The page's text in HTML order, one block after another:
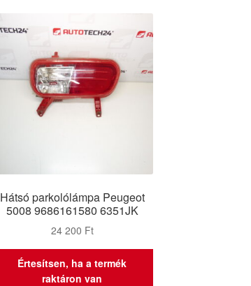
Hátsó parkolólámpa Peugeot
5008 9686161580 6351JK
24 200 Ft
Értesítsen, ha a termék
raktáron van